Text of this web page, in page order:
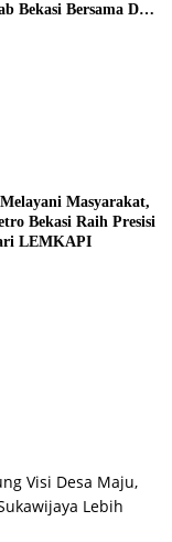
Bekasi Bersama Dua
Masyarakat,
Bekasi Raih Presisi
LEMKAPI
Visi Desa Maju,
Lebih